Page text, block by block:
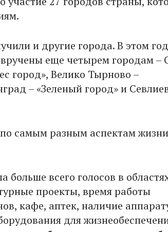
и другие города. В этом
еще четырем городам –
город», Велико Тырново –
– «Зеленый город» и
самым разным аспектам
больше всего голосов в
проекты, время работы
кафе, аптек, наличие
для